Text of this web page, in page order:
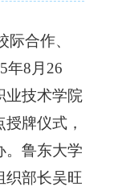
际合作、
年8月26
业技术学院
牌仪式，
。鲁东大学
织部长吴旺